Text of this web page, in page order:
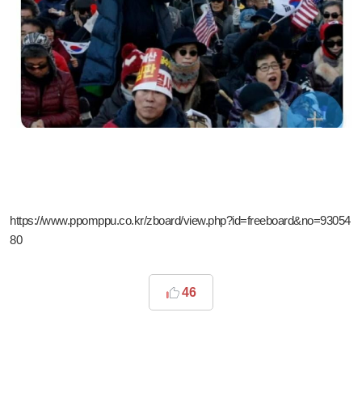
https://www.ppomppu.co.kr/zboard/view.php?id=freeboard&no=93054
80
46